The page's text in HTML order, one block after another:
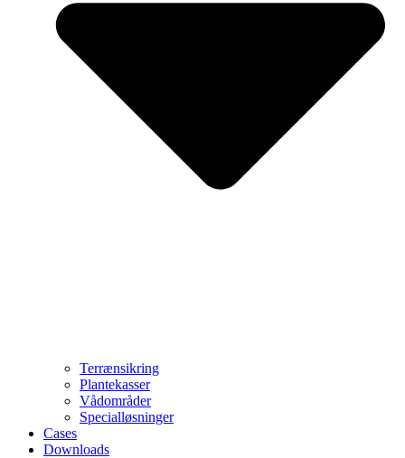
Terrænsikring
Plantekasser
Vådområder
Specialløsninger
Cases
Downloads